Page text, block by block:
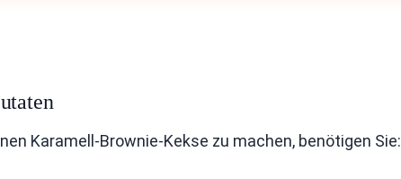
Karamell-Brownie-Kekse zu machen, benötigen Sie: